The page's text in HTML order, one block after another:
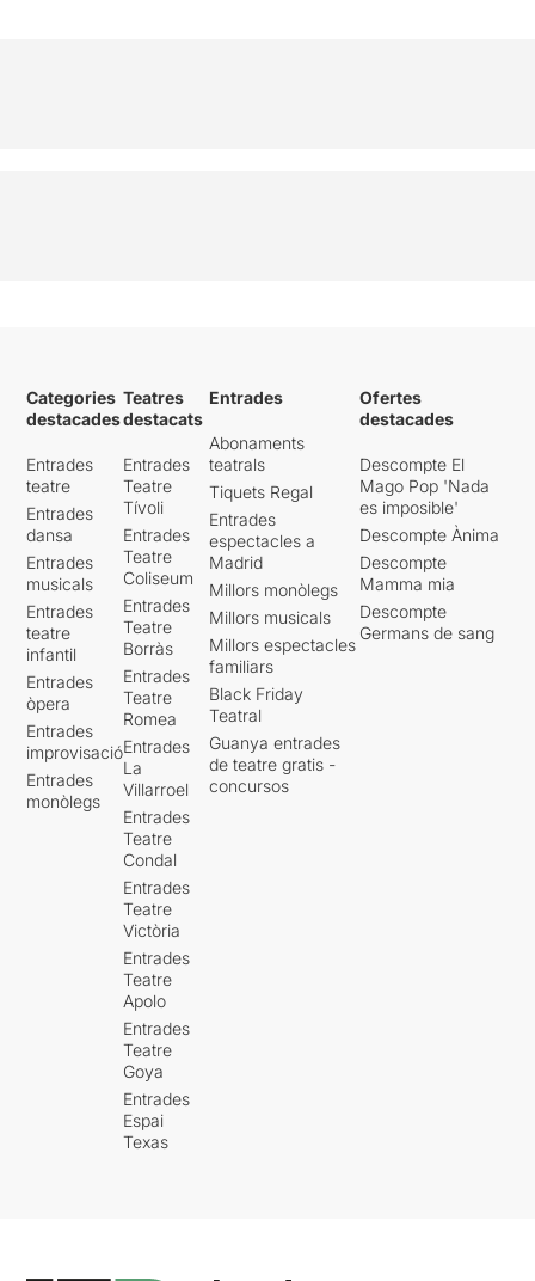
Categories
destacades
Entrades
teatre
Entrades
dansa
Entrades
musicals
Entrades
teatre
infantil
Entrades
òpera
Entrades
improvisació
Entrades
monòlegs
Teatres
destacats
Entrades
Teatre
Tívoli
Entrades
Teatre
Coliseum
Entrades
Teatre
Borràs
Entrades
Teatre
Romea
Entrades
La
Villarroel
Entrades
Teatre
Condal
Entrades
Teatre
Victòria
Entrades
Teatre
Apolo
Entrades
Teatre
Goya
Entrades
Espai
Texas
Entrades
Abonaments
teatrals
Tiquets Regal
Entrades
espectacles a
Madrid
Millors monòlegs
Millors musicals
Millors espectacles
familiars
Black Friday
Teatral
Guanya entrades
de teatre gratis -
concursos
Ofertes
destacades
Descompte El
Mago Pop 'Nada
es imposible'
Descompte Ànima
Descompte
Mamma mia
Descompte
Germans de sang